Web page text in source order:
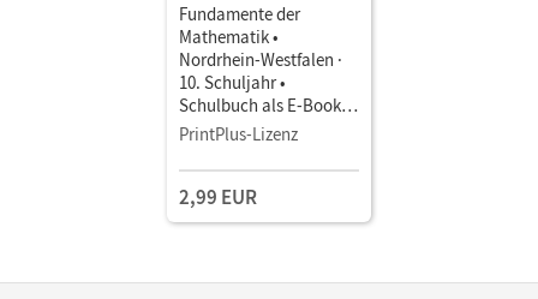
Fundamente der
Mathematik •
Nordrhein-Westfalen ·
10. Schuljahr •
Schulbuch als E-Book
Mit Medien
PrintPlus-Lizenz
2,99 EUR